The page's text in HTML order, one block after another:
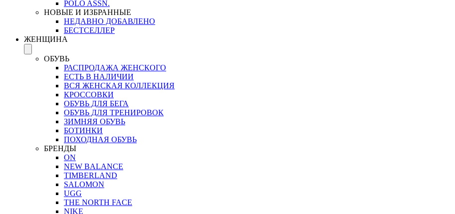
POLO ASSN.
НОВЫЕ И ИЗБРАННЫЕ
НЕДАВНО ДОБАВЛЕНО
БЕСТСЕЛЛЕР
ЖЕНЩИНА
ОБУВЬ
РАСПРОДАЖА ЖЕНСКОГО
ЕСТЬ В НАЛИЧИИ
ВСЯ ЖЕНСКАЯ КОЛЛЕКЦИЯ
КРОССОВКИ
ОБУВЬ ДЛЯ БЕГА
ОБУВЬ ДЛЯ ТРЕНИРОВОК
ЗИМНЯЯ ОБУВЬ
БОТИНКИ
ПОХОДНАЯ ОБУВЬ
БРЕНДЫ
ON
NEW BALANCE
TIMBERLAND
SALOMON
UGG
THE NORTH FACE
NIKE